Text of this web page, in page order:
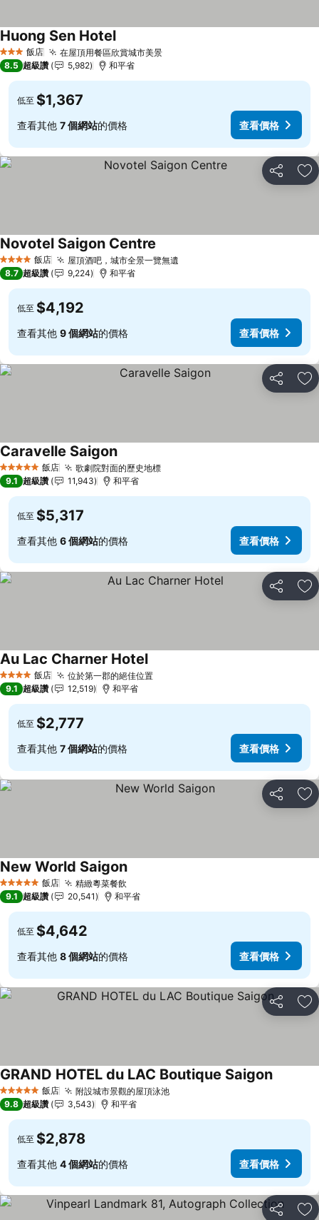
3 星級 飯店 在屋頂用餐區欣賞城市美景查看價格
Huong Sen Hotel查看價格
8.5 超級讚 5,982 和平省
低至 $1,367
查看其他 7 個網站的價格 查看價格
分享 加
4 星級 飯店 屋頂酒吧，城市全景一覽無遺
Novotel Saigon Centre
8.7 超級讚 9,224 和平省
低至 $4,192
查看其他 9 個網站的價格 查看價格
分享 加
5 星級 飯店 歌劇院對面的歷史地標查看價格
Caravelle Saigon查看價格
9.1 超級讚 11,943 和平省
低至 $5,317
查看其他 6 個網站的價格 查看價格
分享 加
4 星級 飯店 位於第一郡的絕佳位置查看價格
Au Lac Charner Hotel查看價格
9.1 超級讚 12,519 和平省
低至 $2,777
查看其他 7 個網站的價格 查看價格
分享 加
5 星級 飯店 精緻粵菜餐飲查看價格
New World Saigon查看價格
9.1 超級讚 20,541 和平省
低至 $4,642
查看其他 8 個網站的價格 查看價格
分享 加
5 星級 飯店 附設城市景觀的屋頂泳池查看價格
GRAND HOTEL du LAC Boutique Saigon查看價格
9.8 超級讚 3,543 和平省
低至 $2,878
查看其他 4 個網站的價格 查看價格
分享 加